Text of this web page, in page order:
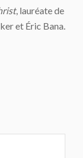
, lauréate de
et Éric Bana.